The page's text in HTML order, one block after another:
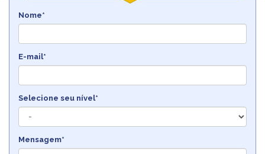
Nome*
E-mail*
Selecione seu nível*
Mensagem*